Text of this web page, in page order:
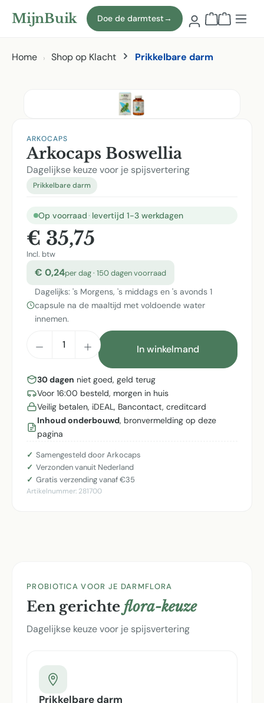
Naar hoofdinhoud
MijnBuik Doe de darmtest→
Home Shop op Klacht Prikkelbare darm
ARKOCAPS
Arkocaps Boswellia
Dagelijkse keuze voor je spijsvertering
Prikkelbare darm
Op voorraad · levertijd 1-3 werkdagen
€ 35,75
Incl. btw
€ 0,24per dag · 150 dagen voorraad
Dagelijks: 's Morgens, 's middags en 's avonds 1
capsule na de maaltijd met voldoende water
innemen.
Producthoeveelheid: Voer de
In winkelmand
30 dagen niet goed, geld terug
Voor 16:00 besteld, morgen in huis
Veilig betalen, iDEAL, Bancontact, creditcard
Inhoud onderbouwd, bronvermelding op deze
pagina
Samengesteld door Arkocaps
Verzonden vanuit Nederland
Gratis verzending vanaf €35
Artikelnummer: 281700
PROBIOTICA VOOR JE DARMFLORA
Een gerichte flora-keuze
Dagelijkse keuze voor je spijsvertering
Prikkelbare darm